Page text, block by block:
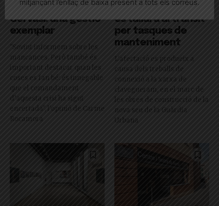
L’esvoranc de Sant
Gervasi: una gestió
exemplar
"Sovint informem sobre les
mancances. Però també és
important destacar quan les
coses es fan bé: és innegable
que el comandament
d’aquesta crisi ha sigut
encertada", l'opinió de Carme
Rocamora
L’avinguda J.V. Foix
es tallarà al trànsit
per tasques de
manteniment
L'afectació es produeix a
causa dels treballs de
connexió a la xarxa de
clavegueram, en el marc de
les obres de construcció de la
nova seu de la Guàrdia
Urbana
mitjançant l’enllaç de baixa present a tots els correus.